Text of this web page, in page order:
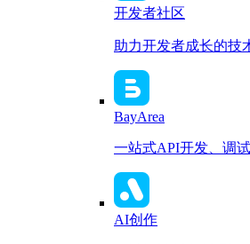
开发者社区
助力开发者成长的技
BayArea
一站式API开发、调
AI创作